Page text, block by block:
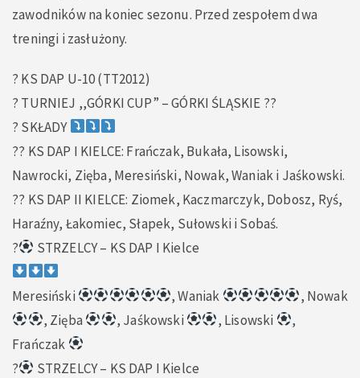
zawodników na koniec sezonu. Przed zespołem dwa
treningi i zasłużony.
? KS DAP U-10 (TT2012)
? TURNIEJ ,,GÓRKI CUP” – GÓRKI ŚLĄSKIE ??
? SKŁADY
??️ KS DAP I KIELCE: Frańczak, Bukała, Lisowski,
Nawrocki, Zięba, Meresiński, Nowak, Waniak i Jaśkowski.
??️ KS DAP II KIELCE: Ziomek, Kaczmarczyk, Dobosz, Ryś,
Haraźny, Łakomiec, Słapek, Sułowski i Sobaś.
?
STRZELCY – KS DAP I Kielce
Meresiński , Waniak
, Nowak
, Zięba
, Jaśkowski , Lisowski
,
Frańczak
?
STRZELCY – KS DAP I Kielce